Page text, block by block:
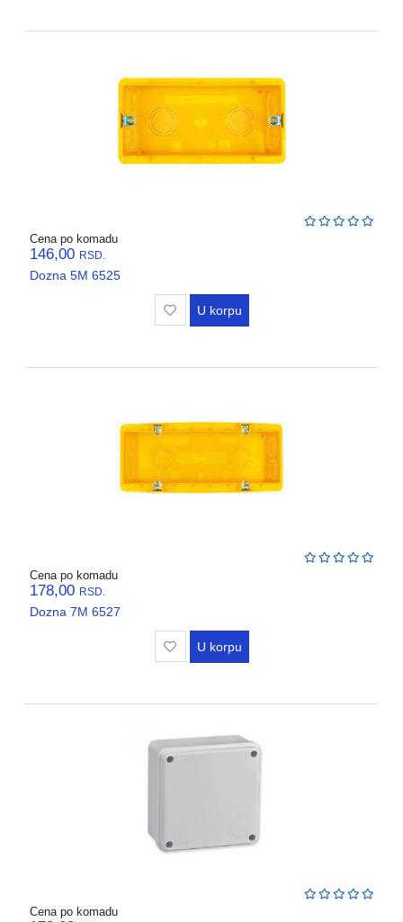
Cena po komadu
146,00 RSD.
Dozna 5M 6525
U korpu
Cena po komadu
178,00 RSD.
Dozna 7M 6527
U korpu
Cena po komadu